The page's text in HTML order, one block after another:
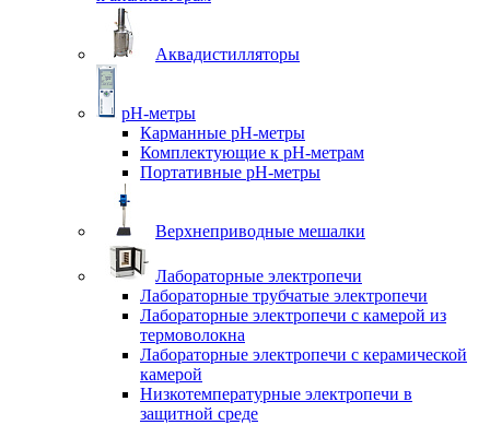
Аквадистилляторы
pH-метры
Карманные pH-метры
Комплектующие к pH-метрам
Портативные pH-метры
Верхнеприводные мешалки
Лабораторные электропечи
Лабораторные трубчатые электропечи
Лабораторные электропечи с камерой из
термоволокна
Лабораторные электропечи с керамической
камерой
Низкотемпературные электропечи в
защитной среде